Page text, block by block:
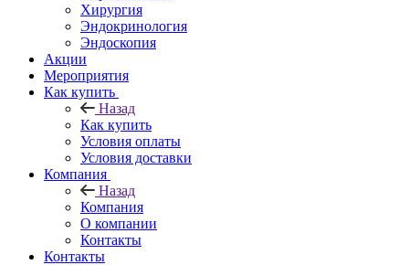
Хирургия
Эндокринология
Эндоскопия
Акции
Мероприятия
Как купить
Назад
Как купить
Условия оплаты
Условия доставки
Компания
Назад
Компания
О компании
Контакты
Контакты